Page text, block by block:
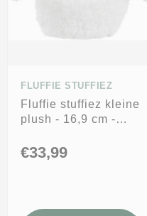
FLUFFIE STUFFIEZ
Fluffie stuffiez kleine
plush - 16,9 cm -
€33,99